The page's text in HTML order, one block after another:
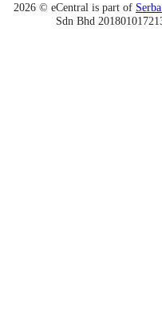
2026 © eCentral is part of
Sdn Bhd